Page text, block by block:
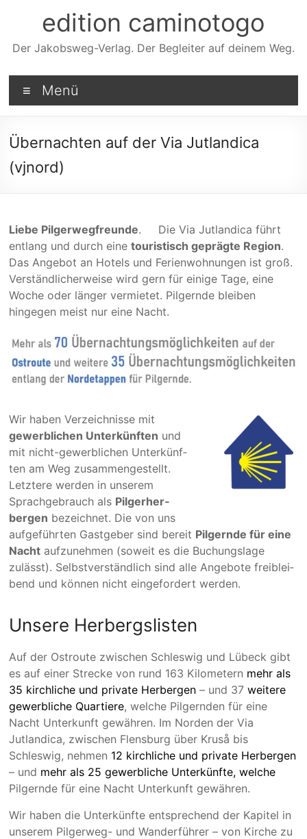
edition caminotogo
Der Jakobsweg-Verlag. Der Begleiter auf deinem Weg.
Menü
Übernachten auf der Via Jutlandica
(vjnord)
Liebe Pilgerwegfreunde. Die Via Jutlandica führt
ent­lang und durch einetouris­tisch geprägte Region.
Das Angebot an Hotels und Ferien­woh­nungen ist groß.
Verständ­licher­weise wird gern für einige Tage, eine
Woche oder länger vermie­tet. Pil­gernde bleiben
hingegen meist nur eine Nacht.
Wir haben Verzeich­­nisse mit
gewerblichen Unter­künf­ten und
mit nicht-gewerblichen Unter­­künf­
ten am Weg zusam­men­ge­stellt.
Letztere wer­den in unse­­rem
Sprach­­ge­­brauch als Pil­­ger­­her­­
bergen be­zeichnet. Die von uns
auf­­ge­­­führ­­ten Gast­­­geber sind bereit Pil­­gernde für eine
Nacht auf­­­zu­­­neh­­­men (soweit es die Buchungs­lage
zulässt). Selbst­­­ver­­­ständ­­­lich sind alle Ange­­bote frei­­­blei­­
bend und kön­­nen nicht ein­ge­­for­dert wer­­den.
Unsere Herbergslisten
Auf der Ostroute zwischen Schleswig und Lübeck gibt
es auf einer Strecke von rund 163 Kilo­metern mehr als
35 kirch­liche und private Herbergen – und 37 weitere
gewerbliche Quartiere, welche Pilgernden für eine
Nacht Unter­kunft gewäh­ren. Im Norden der Via
Jutlandica, zwischen Flensburg über Kruså bis
Schleswig, nehmen 12 kirchliche und private Herbergen
– und mehr als 25 gewerbliche Unterkünfte, welche
Pilgernde für eine Nacht Unterkunft gewähren.
Wir haben die Unterkünfte entsprechend der Kapitel in
unserem Pilgerweg- und Wanderführer – von Kirche zu